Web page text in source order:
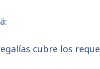
cubre los